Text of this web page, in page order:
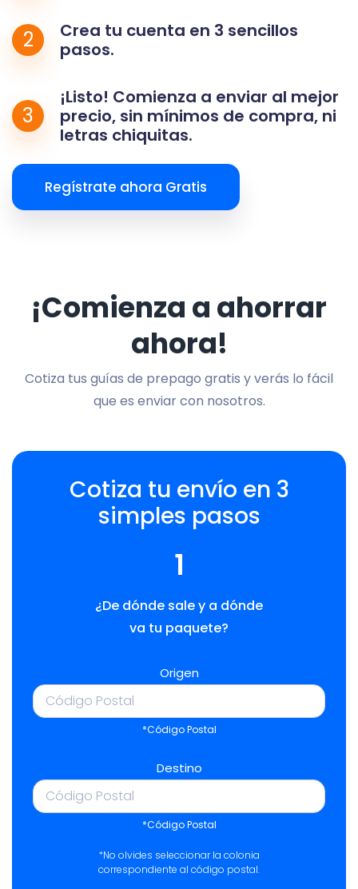
2
Crea tu cuenta en 3 sencillos
pasos.
3
¡Listo! Comienza a enviar al mejor
precio, sin mínimos de compra, ni
letras chiquitas.
Regístrate ahora Gratis
¡Comienza a ahorrar
ahora!
Cotiza tus guías de prepago gratis y verás lo fácil
que es enviar con nosotros.
Cotiza tu envío en 3
simples pasos
1
¿De dónde sale y a dónde
va tu paquete?
Origen
*Código Postal
Destino
*Código Postal
*No olvides seleccionar la colonia
correspondiente al código postal.